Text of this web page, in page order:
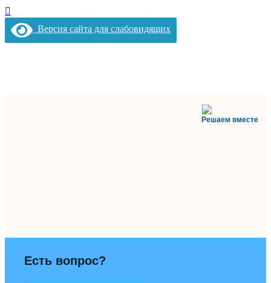
Версия сайта для слабовидящих
Решаем вместе
Есть вопрос?